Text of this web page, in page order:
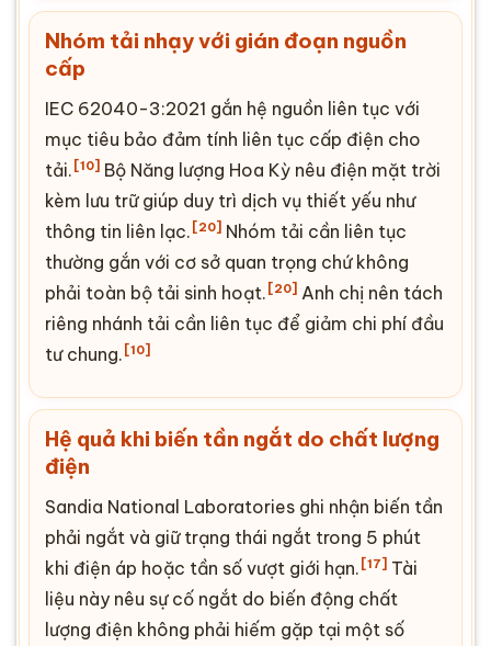
Nhóm tải nhạy với gián đoạn nguồn
cấp
IEC 62040-3:2021 gắn hệ nguồn liên tục với
mục tiêu bảo đảm tính liên tục cấp điện cho
tải. [10] Bộ Năng lượng Hoa Kỳ nêu điện mặt trời
kèm lưu trữ giúp duy trì dịch vụ thiết yếu như
thông tin liên lạc. [20] Nhóm tải cần liên tục
thường gắn với cơ sở quan trọng chứ không
phải toàn bộ tải sinh hoạt. [20] Anh chị nên tách
riêng nhánh tải cần liên tục để giảm chi phí đầu
tư chung. [10]
Hệ quả khi biến tần ngắt do chất lượng
điện
Sandia National Laboratories ghi nhận biến tần
phải ngắt và giữ trạng thái ngắt trong 5 phút
khi điện áp hoặc tần số vượt giới hạn. [17] Tài
liệu này nêu sự cố ngắt do biến động chất
lượng điện không phải hiếm gặp tại một số